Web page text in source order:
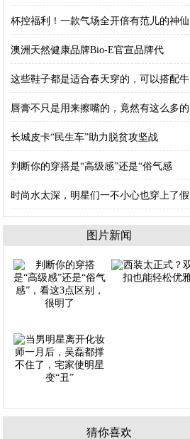
杯控福利！一款气场全开倍有范儿的神仙
澳洲天然健康品牌Bio-E官宣品牌代
这些鞋子都是适合春天穿的，可以搭配牛
唇膏不只是用来擦嘴的，竟然有这么多的
​长城皮卡“民生车”助力脱贫攻坚战
判断你的穿搭是“高级感”还是“俗气感
时尚水太深，明星们一不小心也穿上了假
图片新闻
猜你喜欢